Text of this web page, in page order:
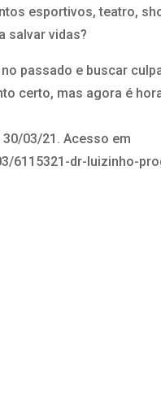
esportivos, teatro,
salvar vidas?
passado e buscar
certo, mas agora é
03/21. Acesso em
6115321-dr-luizinho-